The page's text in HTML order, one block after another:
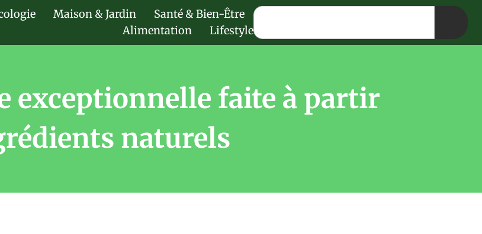
Maison & Jardin
Santé & Bien-Être
Alimentation
Lifestyle
exceptionnelle faite à partir
naturels